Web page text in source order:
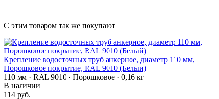
С этим товаром так же покупают
Крепление водосточных труб анкерное, диаметр 110 мм,
Порошковое покрытие, RAL 9010 (Белый)
110 мм · RAL 9010 · Порошковое · 0,16 кг
В наличии
114 руб.